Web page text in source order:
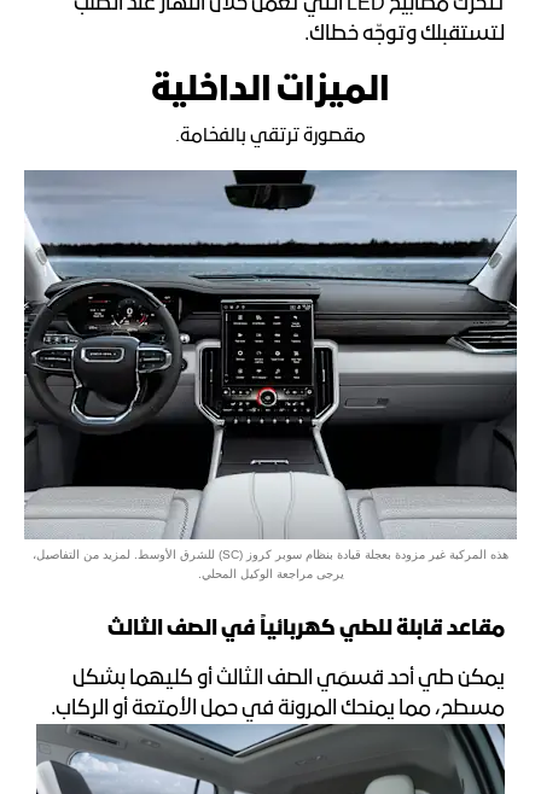
لتستقبلك وتوجّه خطاك.
الميزات الداخلية
مقصورة ترتقي بالفخامة.
هذه المركبة غير مزودة بعجلة قيادة بنظام سوبر كروز (SC) للشرق الأوسط. لمزيد من التفاصيل،
يرجى مراجعة الوكيل المحلي.
مقاعد قابلة للطي كهربائياً في الصف الثالث
يمكن طي أحد قسمَي الصف الثالث أو كليهما بشكل
مسطح، مما يمنحك المرونة في حمل الأمتعة أو الركاب.